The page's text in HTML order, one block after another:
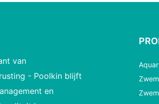
van
- Poolkin blijft
en